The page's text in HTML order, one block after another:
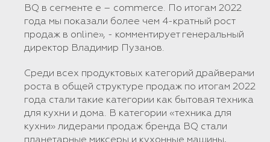
BQ в сегменте e – commerce. По итогам 2022
года мы показали более чем 4-кратный рост
продаж в online», - комментирует генеральный
директор Владимир Пузанов.
Среди всех продуктовых категорий драйверами
роста в общей структуре продаж по итогам 2022
года стали такие категории как бытовая техника
для кухни и дома. В категории «техника для
кухни» лидерами продаж бренда BQ стали
планетарные миксеры и кухонные машины,